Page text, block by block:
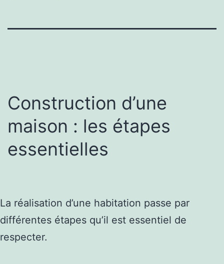
Construction d’une
maison : les étapes
essentielles
La réalisation d’une habitation passe par
différentes étapes qu’il est essentiel de
respecter.